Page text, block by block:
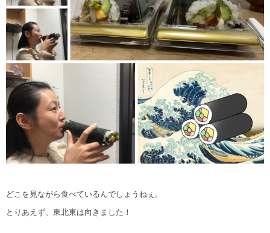
どこを見ながら食べているんでしょうねぇ。
とりあえず、東北東は向きました！